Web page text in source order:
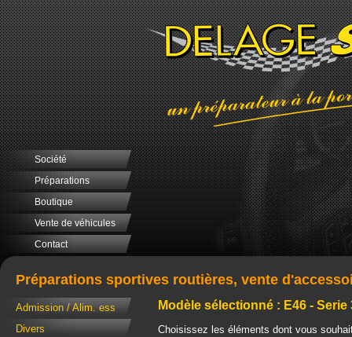
Société
Préparations
Boutique
Vente de véhicules
Contact
Préparations sportives routières, vente
Admission / Alim. ess
Divers
Modèle sélectionné : E46 - Serie
Choisissez les éléments dont vous